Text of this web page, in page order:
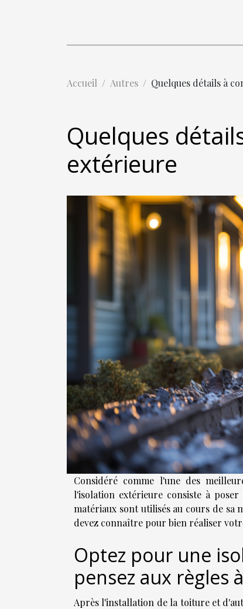
Accueil Autres Quelques détails à
Quelques
extérieure
Considéré comme l'une des
l'isolation extérieure consiste à
matériaux sont utilisés au cours de sa
devez connaître pour bien réaliser
Optez pour une
pensez aux règles
Après l'installation de la toiture et